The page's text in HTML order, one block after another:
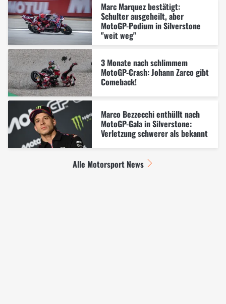
Marc Marquez bestätigt:
Schulter ausgeheilt, aber
MotoGP-Podium in Silverstone
"weit weg"
3 Monate nach schlimmem
MotoGP-Crash: Johann Zarco gibt
Comeback!
Marco Bezzecchi enthüllt nach
MotoGP-Gala in Silverstone:
Verletzung schwerer als bekannt
Alle Motorsport News